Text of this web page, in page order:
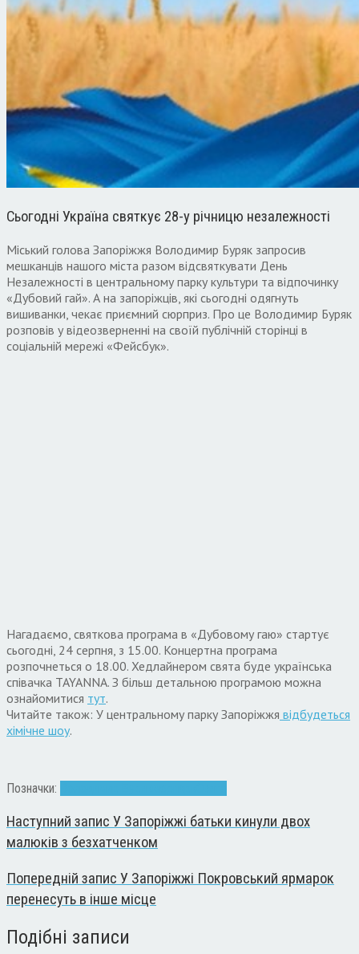
Сьогодні Україна святкує 28-у річницю незалежності
Міський голова Запоріжжя Володимир Буряк запросив
мешканців нашого міста разом відсвяткувати День
Незалежності в центральному парку культури та відпочинку
«Дубовий гай». А на запоріжців, які сьогодні одягнуть
вишиванки, чекає приємний сюрприз. Про це Володимир Буряк
розповів у відеозверненні на своїй публічній сторінці в
соціальній мережі «Фейсбук».
Нагадаємо, святкова програма в «Дубовому гаю» стартує
сьогодні, 24 серпня, з 15.00. Концертна програма
розпочнеться о 18.00. Хедлайнером свята буде українська
співачка TAYANNA. З більш детальною програмою можна
ознайомитися тут.
Читайте також: У центральному парку Запоріжжя відбудеться
хімічне шоу.
Позначки:
Наступний запис У Запоріжжі батьки кинули двох
малюків з безхатченком
Попередній запис У Запоріжжі Покровський ярмарок
перенесуть в інше місце
Подібні записи